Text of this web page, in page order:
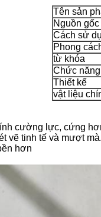
Tên sản
Nguồn gốc
Cách sử
Phong
từ khóa
Chức năng
Thiết kế
vật liệu
cường lực, cứng
vẽ tinh tế và mượt mà.
hơn